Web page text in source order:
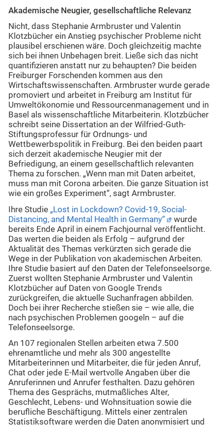
Akademische Neugier, gesellschaftliche Relevanz
Nicht, dass Stephanie Armbruster und Valentin
Klotzbücher ein Anstieg psychischer Probleme nicht
plausibel erschienen wäre. Doch gleichzeitig machte
sich bei ihnen Unbehagen breit. Ließe sich das nicht
quantifizieren anstatt nur zu behaupten? Die beiden
Freiburger Forschenden kommen aus den
Wirtschaftswissenschaften. Armbruster wurde gerade
promoviert und arbeitet in Freiburg am Institut für
Umweltökonomie und Ressourcenmanagement und in
Basel als wissenschaftliche Mitarbeiterin. Klotzbücher
schreibt seine Dissertation an der Wilfried-Guth-
Stiftungsprofessur für Ordnungs- und
Wettbewerbspolitik in Freiburg. Bei den beiden paart
sich derzeit akademische Neugier mit der
Befriedigung, an einem gesellschaftlich relevanten
Thema zu forschen. „Wenn man mit Daten arbeitet,
muss man mit Corona arbeiten. Die ganze Situation ist
wie ein großes Experiment“, sagt Armbruster.
Ihre Studie „Lost in Lockdown? Covid-19, Social-
Distancing, and Mental Health in Germany“
wurde
bereits Ende April in einem Fachjournal veröffentlicht.
Das werten die beiden als Erfolg – aufgrund der
Aktualität des Themas verkürzten sich gerade die
Wege in der Publikation von akademischen Arbeiten.
Ihre Studie basiert auf den Daten der Telefonseelsorge.
Zuerst wollten Stephanie Armbruster und Valentin
Klotzbücher auf Daten von Google Trends
zurückgreifen, die aktuelle Suchanfragen abbilden.
Doch bei ihrer Recherche stießen sie – wie alle, die
nach psychischen Problemen googeln – auf die
Telefonseelsorge.
An 107 regionalen Stellen arbeiten etwa 7.500
ehrenamtliche und mehr als 300 angestellte
Mitarbeiterinnen und Mitarbeiter, die für jeden Anruf,
Chat oder jede E-Mail wertvolle Angaben über die
Anruferinnen und Anrufer festhalten. Dazu gehören
Thema des Gesprächs, mutmaßliches Alter,
Geschlecht, Lebens- und Wohnsituation sowie die
berufliche Beschäftigung. Mittels einer zentralen
Statistiksoftware werden die Daten anonymisiert und